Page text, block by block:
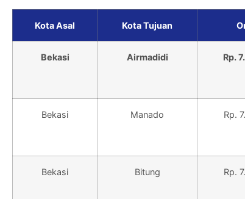
Kota Asal Kota Tujuan
Bekasi Airmadidi Rp.
Bekasi Manado Rp.
Bekasi Bitung Rp.